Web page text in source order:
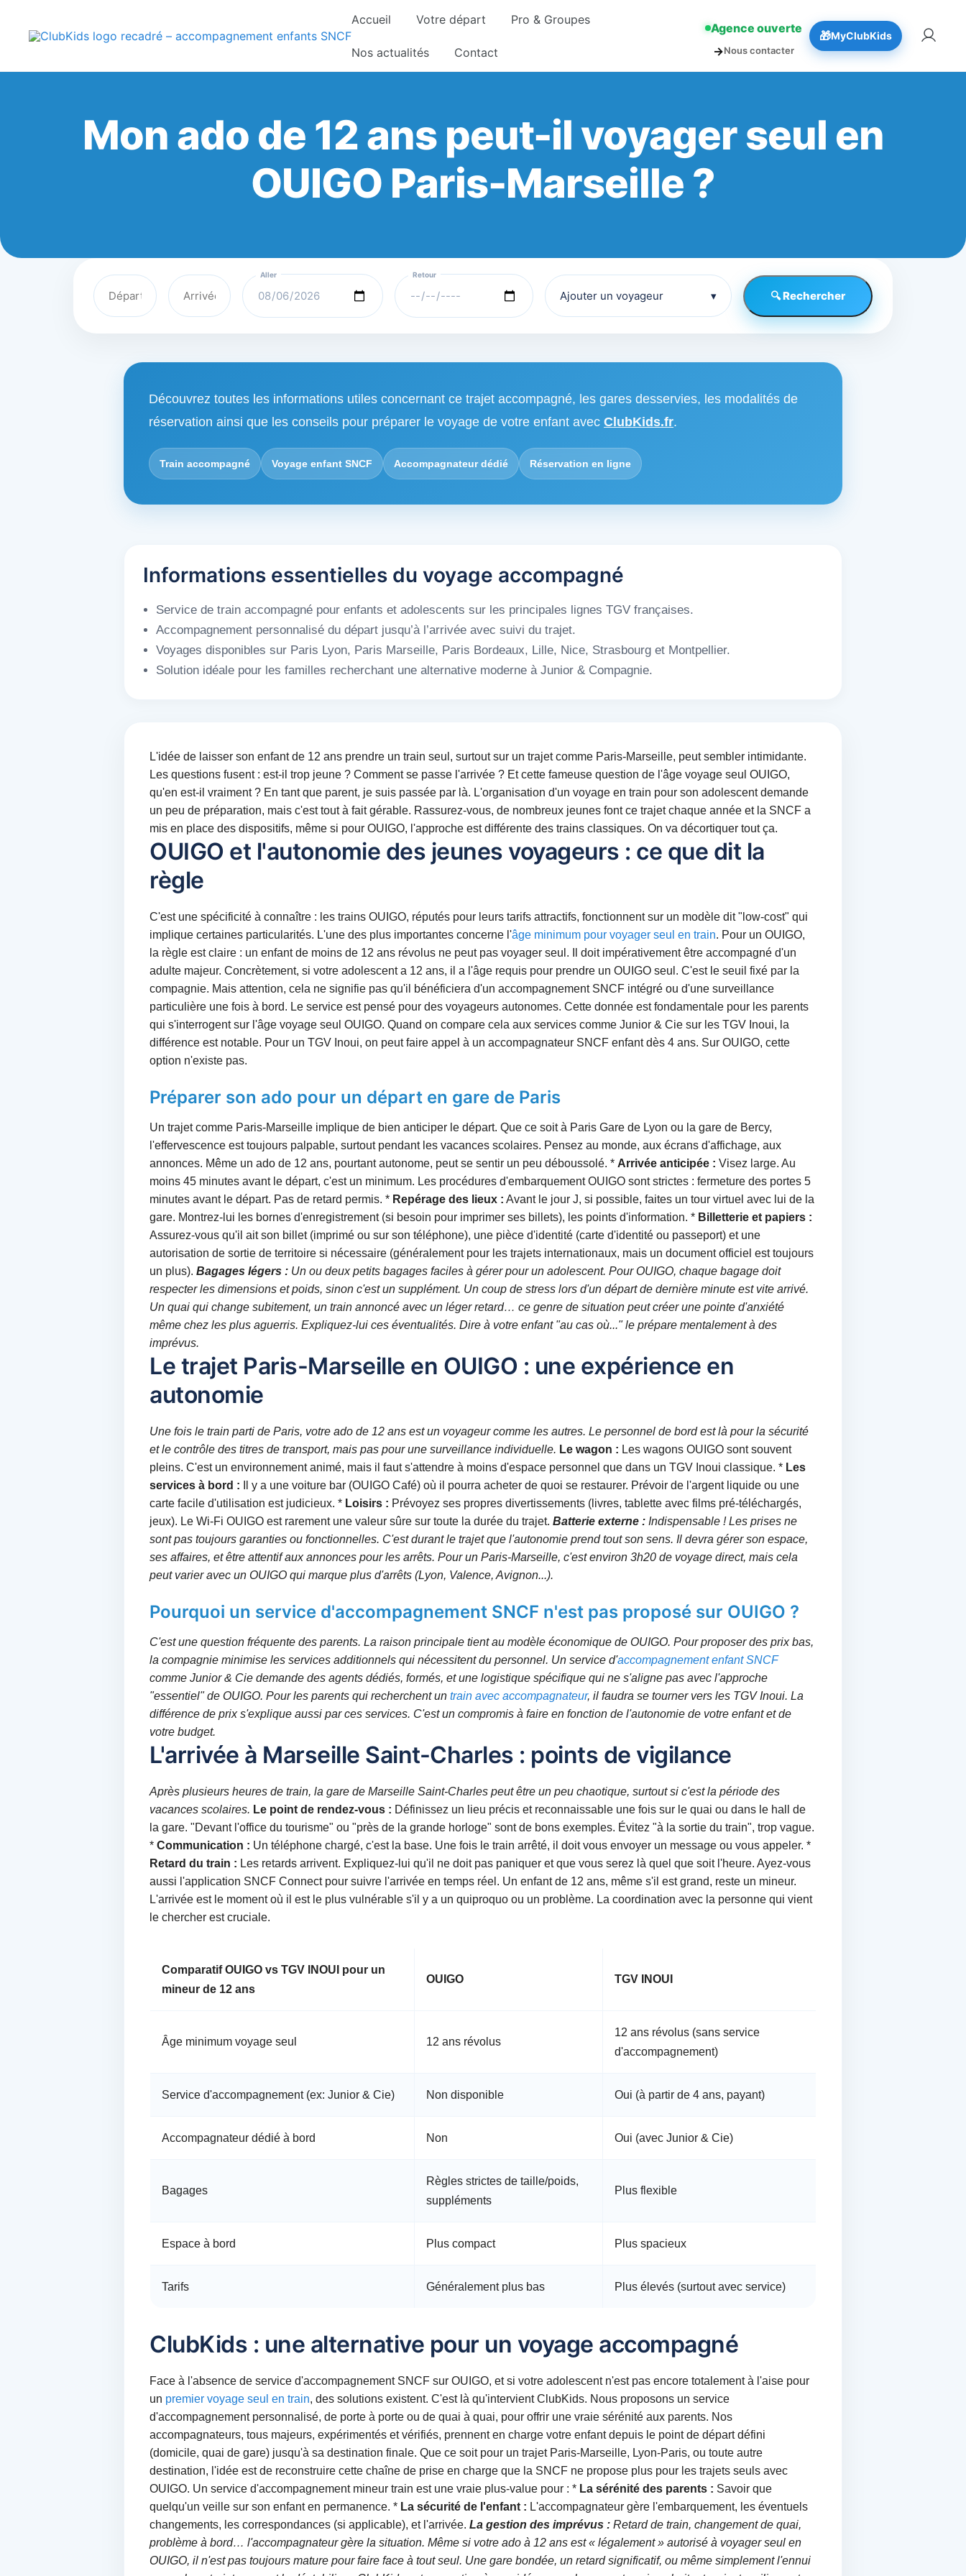
content
Accueil Votre départ Pro & Groupes
Nos actualités Contact
Agence ouverte
→Nous contacter
🎁MyClubKids
Mon ado de 12 ans peut-il voyager seul en
OUIGO Paris-Marseille ?
Ajouter un voyageur ▾ 🔍 Rechercher
Découvrez toutes les informations utiles concernant ce trajet accompagné, les gares desservies, les modalités de
réservation ainsi que les conseils pour préparer le voyage de votre enfant avec ClubKids.fr.
Train accompagné Voyage enfant SNCF Accompagnateur dédié Réservation en ligne
Informations essentielles du voyage accompagné
Service de train accompagné pour enfants et adolescents sur les principales lignes TGV françaises.
Accompagnement personnalisé du départ jusqu’à l’arrivée avec suivi du trajet.
Voyages disponibles sur Paris Lyon, Paris Marseille, Paris Bordeaux, Lille, Nice, Strasbourg et Montpellier.
Solution idéale pour les familles recherchant une alternative moderne à Junior & Compagnie.
L'idée de laisser son enfant de 12 ans prendre un train seul, surtout sur un trajet comme Paris-Marseille, peut sembler intimidante.
Les questions fusent : est-il trop jeune ? Comment se passe l'arrivée ? Et cette fameuse question de l'âge voyage seul OUIGO,
qu'en est-il vraiment ? En tant que parent, je suis passée par là. L'organisation d'un voyage en train pour son adolescent demande
un peu de préparation, mais c'est tout à fait gérable. Rassurez-vous, de nombreux jeunes font ce trajet chaque année et la SNCF a
mis en place des dispositifs, même si pour OUIGO, l'approche est différente des trains classiques. On va décortiquer tout ça.
OUIGO et l'autonomie des jeunes voyageurs : ce que dit la
règle
C'est une spécificité à connaître : les trains OUIGO, réputés pour leurs tarifs attractifs, fonctionnent sur un modèle dit "low-cost" qui
implique certaines particularités. L'une des plus importantes concerne l'âge minimum pour voyager seul en train. Pour un OUIGO,
la règle est claire : un enfant de moins de 12 ans révolus ne peut pas voyager seul. Il doit impérativement être accompagné d'un
adulte majeur. Concrètement, si votre adolescent a 12 ans, il a l'âge requis pour prendre un OUIGO seul. C'est le seuil fixé par la
compagnie. Mais attention, cela ne signifie pas qu'il bénéficiera d'un accompagnement SNCF intégré ou d'une surveillance
particulière une fois à bord. Le service est pensé pour des voyageurs autonomes. Cette donnée est fondamentale pour les parents
qui s'interrogent sur l'âge voyage seul OUIGO. Quand on compare cela aux services comme Junior & Cie sur les TGV Inoui, la
différence est notable. Pour un TGV Inoui, on peut faire appel à un accompagnateur SNCF enfant dès 4 ans. Sur OUIGO, cette
option n'existe pas.
Préparer son ado pour un départ en gare de Paris
Un trajet comme Paris-Marseille implique de bien anticiper le départ. Que ce soit à Paris Gare de Lyon ou la gare de Bercy,
l'effervescence est toujours palpable, surtout pendant les vacances scolaires. Pensez au monde, aux écrans d'affichage, aux
annonces. Même un ado de 12 ans, pourtant autonome, peut se sentir un peu déboussolé. * Arrivée anticipée : Visez large. Au
moins 45 minutes avant le départ, c'est un minimum. Les procédures d'embarquement OUIGO sont strictes : fermeture des portes 5
minutes avant le départ. Pas de retard permis. * Repérage des lieux : Avant le jour J, si possible, faites un tour virtuel avec lui de la
gare. Montrez-lui les bornes d'enregistrement (si besoin pour imprimer ses billets), les points d'information. * Billetterie et papiers :
Assurez-vous qu'il ait son billet (imprimé ou sur son téléphone), une pièce d'identité (carte d'identité ou passeport) et une
autorisation de sortie de territoire si nécessaire (généralement pour les trajets internationaux, mais un document officiel est toujours
un plus). Bagages légers : Un ou deux petits bagages faciles à gérer pour un adolescent. Pour OUIGO, chaque bagage doit
respecter les dimensions et poids, sinon c'est un supplément. Un coup de stress lors d'un départ de dernière minute est vite arrivé.
Un quai qui change subitement, un train annoncé avec un léger retard… ce genre de situation peut créer une pointe d'anxiété
même chez les plus aguerris. Expliquez-lui ces éventualités. Dire à votre enfant "au cas où..." le prépare mentalement à des
imprévus.
Le trajet Paris-Marseille en OUIGO : une expérience en
autonomie
Une fois le train parti de Paris, votre ado de 12 ans est un voyageur comme les autres. Le personnel de bord est là pour la sécurité
et le contrôle des titres de transport, mais pas pour une surveillance individuelle. Le wagon : Les wagons OUIGO sont souvent
pleins. C'est un environnement animé, mais il faut s'attendre à moins d'espace personnel que dans un TGV Inoui classique. * Les
services à bord : Il y a une voiture bar (OUIGO Café) où il pourra acheter de quoi se restaurer. Prévoir de l'argent liquide ou une
carte facile d'utilisation est judicieux. * Loisirs : Prévoyez ses propres divertissements (livres, tablette avec films pré-téléchargés,
jeux). Le Wi-Fi OUIGO est rarement une valeur sûre sur toute la durée du trajet. Batterie externe : Indispensable ! Les prises ne
sont pas toujours garanties ou fonctionnelles. C'est durant le trajet que l'autonomie prend tout son sens. Il devra gérer son espace,
ses affaires, et être attentif aux annonces pour les arrêts. Pour un Paris-Marseille, c'est environ 3h20 de voyage direct, mais cela
peut varier avec un OUIGO qui marque plus d'arrêts (Lyon, Valence, Avignon...).
Pourquoi un service d'accompagnement SNCF n'est pas proposé sur OUIGO ?
C'est une question fréquente des parents. La raison principale tient au modèle économique de OUIGO. Pour proposer des prix bas,
la compagnie minimise les services additionnels qui nécessitent du personnel. Un service d'accompagnement enfant SNCF
comme Junior & Cie demande des agents dédiés, formés, et une logistique spécifique qui ne s'aligne pas avec l'approche
"essentiel" de OUIGO. Pour les parents qui recherchent un train avec accompagnateur, il faudra se tourner vers les TGV Inoui. La
différence de prix s'explique aussi par ces services. C'est un compromis à faire en fonction de l'autonomie de votre enfant et de
votre budget.
L'arrivée à Marseille Saint-Charles : points de vigilance
Après plusieurs heures de train, la gare de Marseille Saint-Charles peut être un peu chaotique, surtout si c'est la période des
vacances scolaires. Le point de rendez-vous : Définissez un lieu précis et reconnaissable une fois sur le quai ou dans le hall de
la gare. "Devant l'office du tourisme" ou "près de la grande horloge" sont de bons exemples. Évitez "à la sortie du train", trop vague.
* Communication : Un téléphone chargé, c'est la base. Une fois le train arrêté, il doit vous envoyer un message ou vous appeler. *
Retard du train : Les retards arrivent. Expliquez-lui qu'il ne doit pas paniquer et que vous serez là quel que soit l'heure. Ayez-vous
aussi l'application SNCF Connect pour suivre l'arrivée en temps réel. Un enfant de 12 ans, même s'il est grand, reste un mineur.
L'arrivée est le moment où il est le plus vulnérable s'il y a un quiproquo ou un problème. La coordination avec la personne qui vient
le chercher est cruciale.
Comparatif OUIGO vs TGV INOUI pour un
mineur de 12 ans
OUIGO TGV INOUI
Âge minimum voyage seul 12 ans révolus
12 ans révolus (sans service
d'accompagnement)
Service d'accompagnement (ex: Junior & Cie) Non disponible Oui (à partir de 4 ans, payant)
Accompagnateur dédié à bord Non Oui (avec Junior & Cie)
Bagages
Règles strictes de taille/poids,
suppléments
Plus flexible
Espace à bord Plus compact Plus spacieux
Tarifs Généralement plus bas Plus élevés (surtout avec service)
ClubKids : une alternative pour un voyage accompagné
Face à l'absence de service d'accompagnement SNCF sur OUIGO, et si votre adolescent n'est pas encore totalement à l'aise pour
un premier voyage seul en train, des solutions existent. C'est là qu'intervient ClubKids. Nous proposons un service
d'accompagnement personnalisé, de porte à porte ou de quai à quai, pour offrir une vraie sérénité aux parents. Nos
accompagnateurs, tous majeurs, expérimentés et vérifiés, prennent en charge votre enfant depuis le point de départ défini
(domicile, quai de gare) jusqu'à sa destination finale. Que ce soit pour un trajet Paris-Marseille, Lyon-Paris, ou toute autre
destination, l'idée est de reconstruire cette chaîne de prise en charge que la SNCF ne propose plus pour les trajets seuls avec
OUIGO. Un service d'accompagnement mineur train est une vraie plus-value pour : * La sérénité des parents : Savoir que
quelqu'un veille sur son enfant en permanence. * La sécurité de l'enfant : L'accompagnateur gère l'embarquement, les éventuels
changements, les correspondances (si applicable), et l'arrivée. La gestion des imprévus : Retard de train, changement de quai,
problème à bord… l'accompagnateur gère la situation. Même si votre ado à 12 ans est « légalement » autorisé à voyager seul en
OUIGO, il n'est pas toujours mature pour faire face à tout seul. Une gare bondée, un retard significatif, ou même simplement l'ennui
🚨 Nos accompagnements sont pris d’assaut. Réservez dès maintenant ! 👉 Réserver